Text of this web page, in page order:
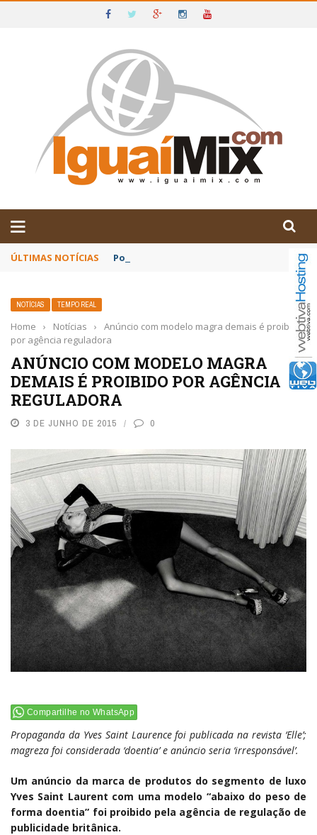
IGUAÍ E SUDOESTE DA BAHIA
ÚLTIMAS NOTÍCIAS Poetas baianos representam o Brasil no
NOTÍCIAS TEMPO REAL
Home › Notícias ›
Anúncio com modelo magra demais é proibido
por agência reguladora
ANÚNCIO COM MODELO MAGRA
DEMAIS É PROIBIDO POR AGÊNCIA
REGULADORA
3 DE JUNHO DE 2015 0
Compartilhe no WhatsApp
Propaganda da Yves Saint Laurence foi publicada na revista ‘Elle’;
magreza foi considerada ‘doentia’ e anúncio seria ‘irresponsável’.
Um anúncio da marca de produtos do segmento de luxo
Yves Saint Laurent com uma modelo “abaixo do peso de
forma doentia” foi proibido pela agência de regulação de
publicidade britânica.